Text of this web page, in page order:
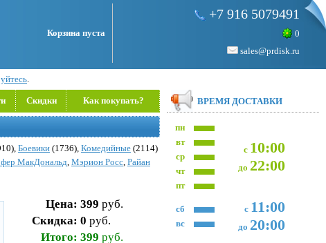
Корзина пуста
+7 916 5079491
0
sales@prdisk.ru
.
Скидки Как покупать?
Боевики (1736), Комедийные (2114)
МакДональд, Мэрион Росс, Райан
Цена: 399 руб.
Скидка: 0 руб.
Итого: 399 руб.
ВРЕМЯ ДОСТАВКИ
пн
с 10:00
до 22:00
вт
ср
чт
пт
с 11:00
до 20:00
сб
вс